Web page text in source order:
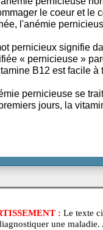
pâleur,
Une anémie
endommager le
soignée, l'anémie
qualifiée «
en vitamine B12 est